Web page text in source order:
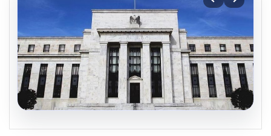
04.08.2026